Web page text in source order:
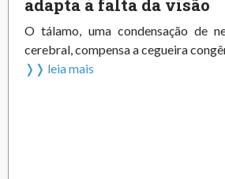
adapta à falta da visão
O tálamo, uma condensação de
cerebral, compensa a cegueira
❭❭ leia mais